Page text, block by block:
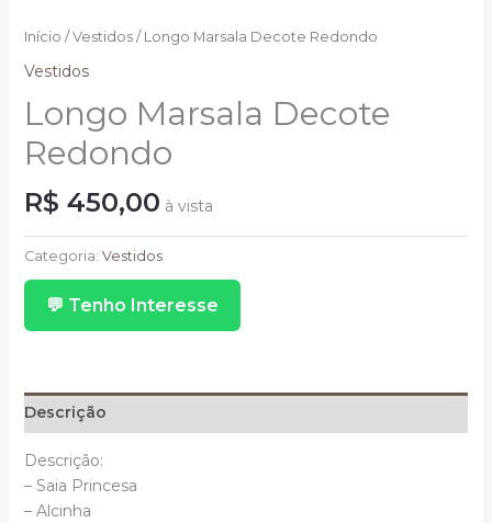
Início / Vestidos/ Longo Marsala Decote Redondo
Vestidos
Longo Marsala Decote
Redondo
R$ 450,00 à vista
Longo
Marsala
Decote
Redondo
quantidade
Categoria: Vestidos
💬 Tenho Interesse
Descrição
Descrição:
– Saia Princesa
– Alcinha